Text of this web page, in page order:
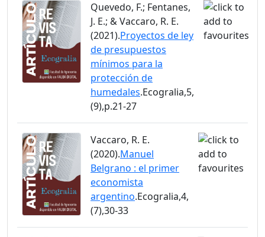
Quevedo, F.; Fentanes,
J. E.; & Vaccaro, R. E.
(2021).Proyectos de ley
de presupuestos
mínimos para la
protección de
humedales.Ecogralia,5,
(9),p.21-27
Vaccaro, R. E.
(2020).Manuel
Belgrano : el primer
economista
argentino.Ecogralia,4,
(7),30-33